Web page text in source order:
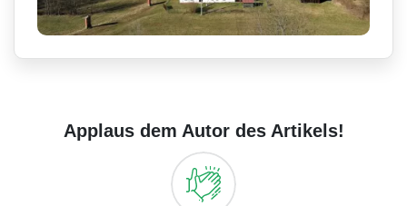
Applaus dem Autor des Artikels!